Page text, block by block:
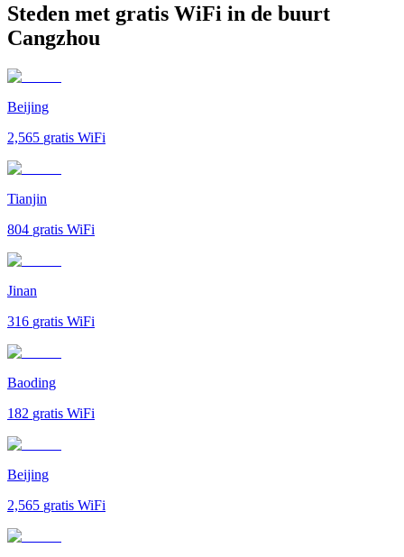
Steden met gratis WiFi in de buurt
Cangzhou
Beijing
2,565 gratis WiFi
Tianjin
804 gratis WiFi
Jinan
316 gratis WiFi
Baoding
182 gratis WiFi
Beijing
2,565 gratis WiFi